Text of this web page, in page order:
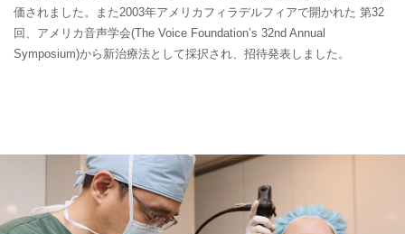
価されました。また2003年アメリカフィラデルフィアで開かれた 第32
回、アメリカ音声学会(The Voice Foundation’s 32nd Annual
Symposium)から新治療法として採択され、招待発表しました。